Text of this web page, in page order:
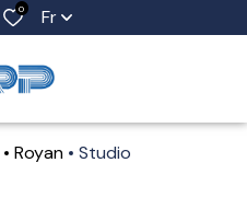
0 Fr
Royan Studio